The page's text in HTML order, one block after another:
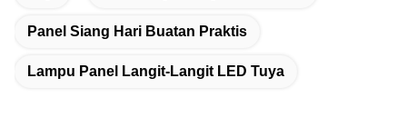
Panel Siang Hari Buatan Praktis
Lampu Panel Langit-Langit LED Tuya